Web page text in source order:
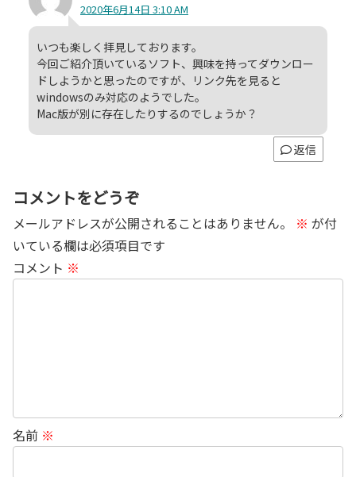
2020年6月14日 3:10 AM
いつも楽しく拝見しております。
今回ご紹介頂いているソフト、興味を持ってダウンロー
ドしようかと思ったのですが、リンク先を見ると
windowsのみ対応のようでした。
Mac版が別に存在したりするのでしょうか？
返信
コメントをどうぞ
メールアドレスが公開されることはありません。 ※ が付
いている欄は必須項目です
コメント ※
名前 ※